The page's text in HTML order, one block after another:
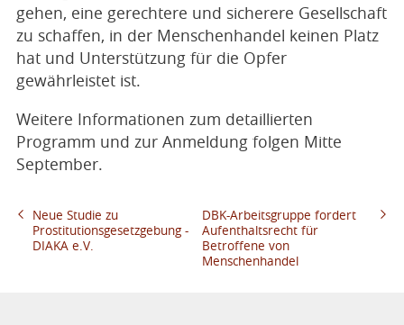
gehen, eine gerechtere und sicherere Gesellschaft
zu schaffen, in der Menschenhandel keinen Platz
hat und Unterstützung für die Opfer
gewährleistet ist.
Weitere Informationen zum detaillierten
Programm und zur Anmeldung folgen Mitte
September.
Neue Studie zu
Prostitutionsgesetzgebung -
DIAKA e.V.
DBK-Arbeitsgruppe fordert
Aufenthaltsrecht für
Betroffene von
Menschenhandel